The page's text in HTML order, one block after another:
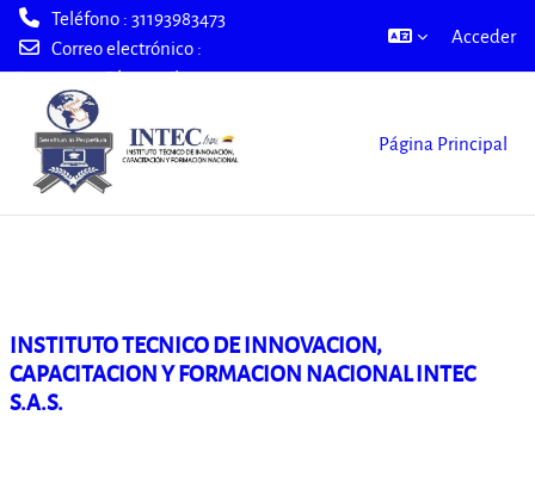
Salta al contenido principal
Teléfono : 31193983473
Correo electrónico :
intec2000@hotmail.com
Acceder
Página Principal
INSTITUTO TECNICO DE INNOVACION,
CAPACITACION Y FORMACION NACIONAL INTEC
S.A.S.